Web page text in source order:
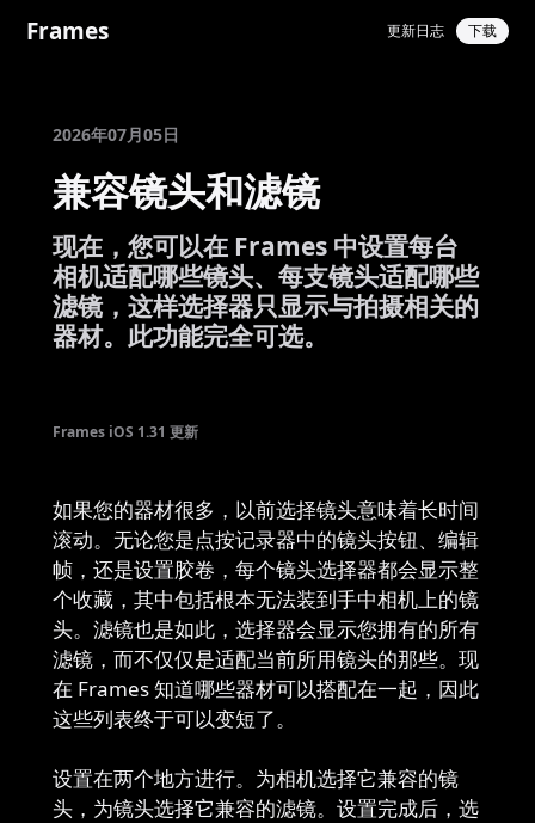
Frames 更新日志 下载
2026年07月05日
兼容镜头和滤镜
现在，您可以在 Frames 中设置每台
相机适配哪些镜头、每支镜头适配哪些
滤镜，这样选择器只显示与拍摄相关的
器材。此功能完全可选。
Frames iOS 1.31 更新
如果您的器材很多，以前选择镜头意味着长时间
滚动。无论您是点按记录器中的镜头按钮、编辑
帧，还是设置胶卷，每个镜头选择器都会显示整
个收藏，其中包括根本无法装到手中相机上的镜
头。滤镜也是如此，选择器会显示您拥有的所有
滤镜，而不仅仅是适配当前所用镜头的那些。现
在 Frames 知道哪些器材可以搭配在一起，因此
这些列表终于可以变短了。
设置在两个地方进行。为相机选择它兼容的镜
头，为镜头选择它兼容的滤镜。设置完成后，选